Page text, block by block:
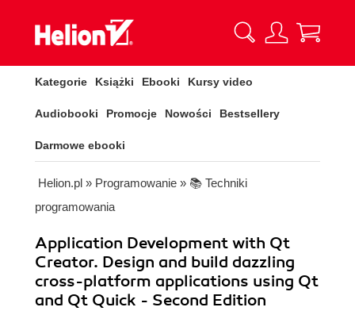
Kategorie Książki Ebooki Kursy video
Audiobooki Promocje Nowości Bestsellery
Darmowe ebooki
Helion.pl » Programowanie » 📚 Techniki
programowania
Application Development with Qt
Creator. Design and build dazzling
cross-platform applications using Qt
and Qt Quick - Second Edition